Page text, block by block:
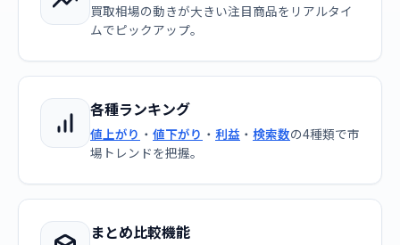
買取相場の動きが大きい注目商品をリアルタイ
ムでピックアップ。
各種ランキング
値上がり ・ 値下がり ・ 利益 ・ 検索数の4種類で市
場トレンドを把握。
まとめ比較機能